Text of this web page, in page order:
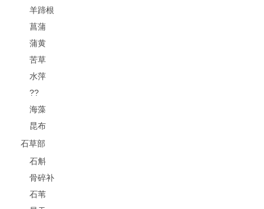
羊蹄根
菖蒲
蒲黄
苦草
水萍
??
海藻
昆布
石草部
石斛
骨碎补
石苇